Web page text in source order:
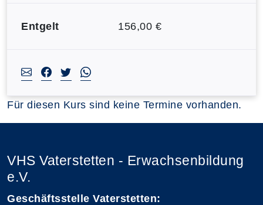
Entgelt 156,00 €
Für diesen Kurs sind keine Termine vorhanden.
VHS Vaterstetten - Erwachsenbildung
e.V.
Geschäftsstelle Vaterstetten: